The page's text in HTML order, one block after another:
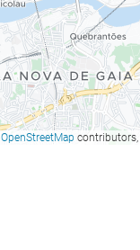
OpenStreetMap contributors,